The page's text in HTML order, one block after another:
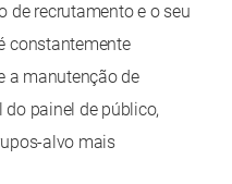
de recrutamento e o seu
constantemente
a manutenção de
painel de público,
alvo mais